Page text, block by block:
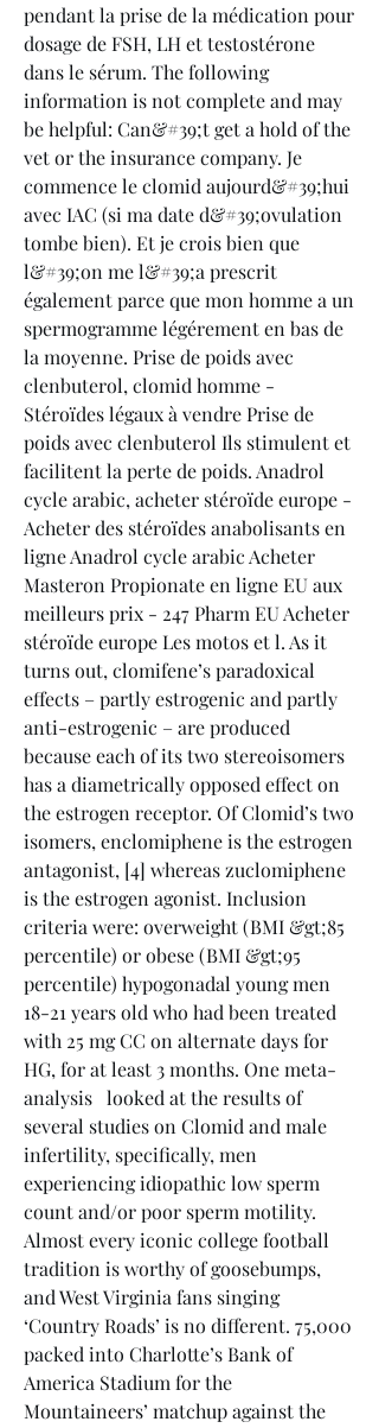
pendant la prise de la médication pour
dosage de FSH, LH et testostérone
dans le sérum. The following
information is not complete and may
be helpful: Can&#39;t get a hold of the
vet or the insurance company. Je
commence le clomid aujourd&#39;hui
avec IAC (si ma date d&#39;ovulation
tombe bien). Et je crois bien que
l&#39;on me l&#39;a prescrit
également parce que mon homme a un
spermogramme légérement en bas de
la moyenne. Prise de poids avec
clenbuterol, clomid homme -
Stéroïdes légaux à vendre Prise de
poids avec clenbuterol Ils stimulent et
facilitent la perte de poids. Anadrol
cycle arabic, acheter stéroïde europe -
Acheter des stéroïdes anabolisants en
ligne Anadrol cycle arabic Acheter
Masteron Propionate en ligne EU aux
meilleurs prix - 247 Pharm EU Acheter
stéroïde europe Les motos et l. As it
turns out, clomifene’s paradoxical
effects – partly estrogenic and partly
anti-estrogenic – are produced
because each of its two stereoisomers
has a diametrically opposed effect on
the estrogen receptor. Of Clomid’s two
isomers, enclomiphene is the estrogen
antagonist, [4] whereas zuclomiphene
is the estrogen agonist. Inclusion
criteria were: overweight (BMI &gt;85
percentile) or obese (BMI &gt;95
percentile) hypogonadal young men
18-21 years old who had been treated
with 25 mg CC on alternate days for
HG, for at least 3 months. One meta-
analysis ﻿ ﻿ looked at the results of
several studies on Clomid and male
infertility, specifically, men
experiencing idiopathic low sperm
count and/or poor sperm motility.
Almost every iconic college football
tradition is worthy of goosebumps,
and West Virginia fans singing
‘Country Roads’ is no different. 75,000
packed into Charlotte’s Bank of
America Stadium for the
Mountaineers’ matchup against the